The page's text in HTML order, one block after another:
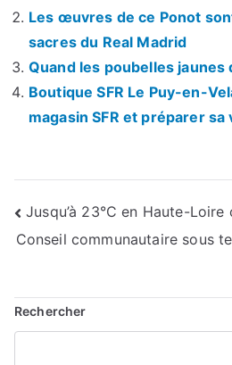
Les œuvres de ce Ponot
sacres du Real Madrid
Quand les poubelles jaunes
Boutique SFR Le Puy-en-
magasin SFR et préparer sa
Navigation
de
l’article
Jusqu’à 23°C en Haute-Loire
Conseil communautaire sous
Rechercher